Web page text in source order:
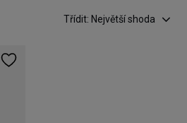
Třídit: Největší shoda